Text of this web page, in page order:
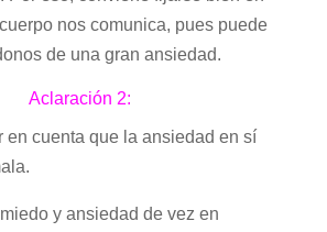
nos comunica, pues puede
de una gran ansiedad.
Aclaración 2:
en cuenta que la ansiedad en sí
y ansiedad de vez en